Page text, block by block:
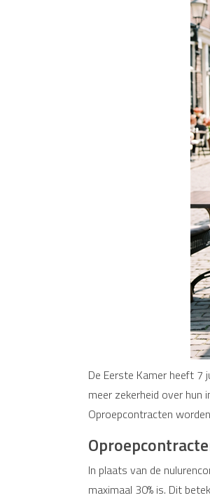
De Eerste Kamer heeft 7
meer zekerheid over
Oproepcontracten
In plaats van de
maximaal 30% is. Dit